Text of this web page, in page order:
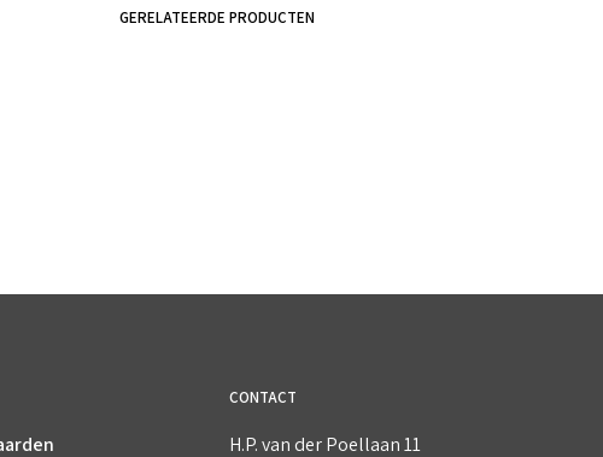
GERELATEERDE PRODUCTEN
CONTACT
H.P. van der Poellaan 11